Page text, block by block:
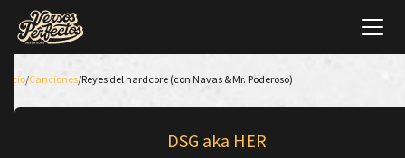
Inicio/Canciones/Reyes del hardcore (con Navas & Mr. Poderoso)
DSG aka HER